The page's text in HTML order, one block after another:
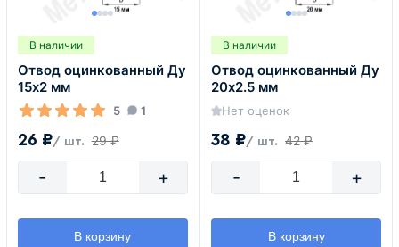
В наличии
Отвод оцинкованный Ду
15х2 мм
5 1
26 ₽/ шт. 29 ₽
- +
В корзину
В наличии
Отвод оцинкованный Ду
20х2.5 мм
Нет оценок
38 ₽/ шт. 42 ₽
- +
В корзину